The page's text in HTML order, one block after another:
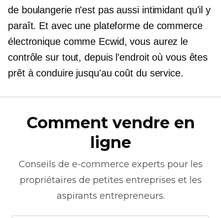
de boulangerie n'est pas aussi intimidant qu'il y
paraît. Et avec une plateforme de commerce
électronique comme Ecwid, vous aurez le
contrôle sur tout, depuis l'endroit où vous êtes
prêt à conduire jusqu'au coût du service.
Comment vendre en
ligne
Conseils de e-commerce experts pour les
propriétaires de petites entreprises et les
aspirants entrepreneurs.